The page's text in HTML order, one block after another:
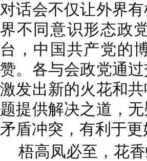
对话会不仅让外界
界不同意识形态政
台，中国共产党的
赞。各与会政党通
激发出新的火花和
题提供解决之道，
矛盾冲突，有利于
梧高凤必至，花